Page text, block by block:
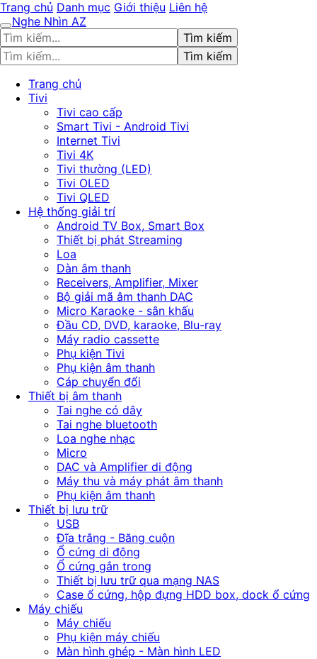
Trang chủ Danh mục Giới thiệu Liên hệ
Nghe Nhìn AZ
Tìm kiếm
Tìm kiếm
Trang chủ
Tivi
Tivi cao cấp
Smart Tivi - Android Tivi
Internet Tivi
Tivi 4K
Tivi thường (LED)
Tivi OLED
Tivi QLED
Hệ thống giải trí
Android TV Box, Smart Box
Thiết bị phát Streaming
Loa
Dàn âm thanh
Receivers, Amplifier, Mixer
Bộ giải mã âm thanh DAC
Micro Karaoke - sân khấu
Đầu CD, DVD, karaoke, Blu-ray
Máy radio cassette
Phụ kiện Tivi
Phụ kiện âm thanh
Cáp chuyển đổi
Thiết bị âm thanh
Tai nghe có dây
Tai nghe bluetooth
Loa nghe nhạc
Micro
DAC và Amplifier di động
Máy thu và máy phát âm thanh
Phụ kiện âm thanh
Thiết bị lưu trữ
USB
Đĩa trắng - Băng cuộn
Ổ cứng di động
Ổ cứng gắn trong
Thiết bị lưu trữ qua mạng NAS
Case ổ cứng, hộp đựng HDD box, dock ổ cứng
Máy chiếu
Máy chiếu
Phụ kiện máy chiếu
Màn hình ghép - Màn hình LED